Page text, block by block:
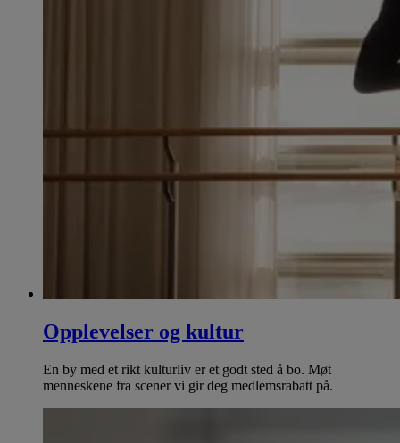
Opplevelser og kultur
En by med et rikt kulturliv er et godt sted å bo. Møt
menneskene fra scener vi gir deg medlemsrabatt på.